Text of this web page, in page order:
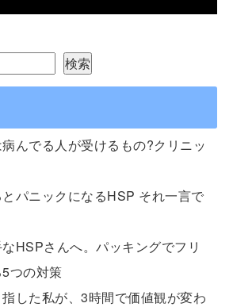
検索
んでる人が受けるもの?クリニッ
パニックになるHSP それ一言で
HSPさんへ。パッキングでフリ
つの対策
した私が、3時間で価値観が変わ